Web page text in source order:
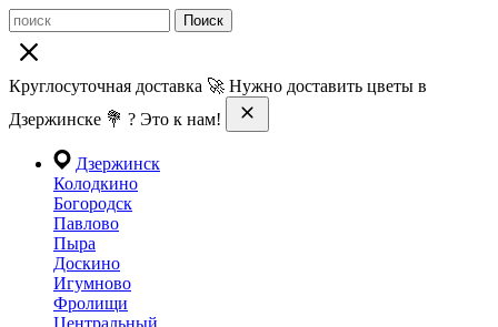
Поиск
Круглосуточная доставка 🚀 Нужно доставить цветы в
Дзержинске 💐 ? Это к нам!
Дзержинск
Колодкино
Богородск
Павлово
Пыра
Доскино
Игумново
Фролищи
Центральный